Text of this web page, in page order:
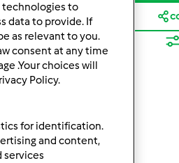
porzioni
technologies to
data to provide. If
as relevant to you.
consent at any time
.Your choices will
Policy.
for identification.
and content,
services